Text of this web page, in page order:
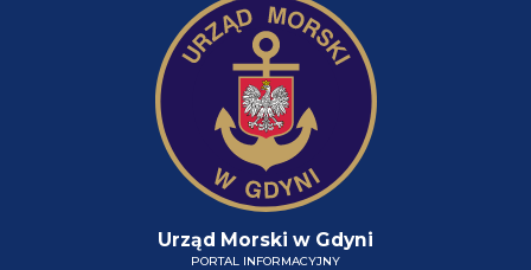
Urząd Morski w Gdyni
PORTAL INFORMACYJNY